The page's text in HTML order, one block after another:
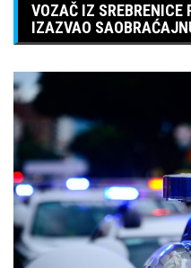
VOZAČ IZ
IZAZVAO